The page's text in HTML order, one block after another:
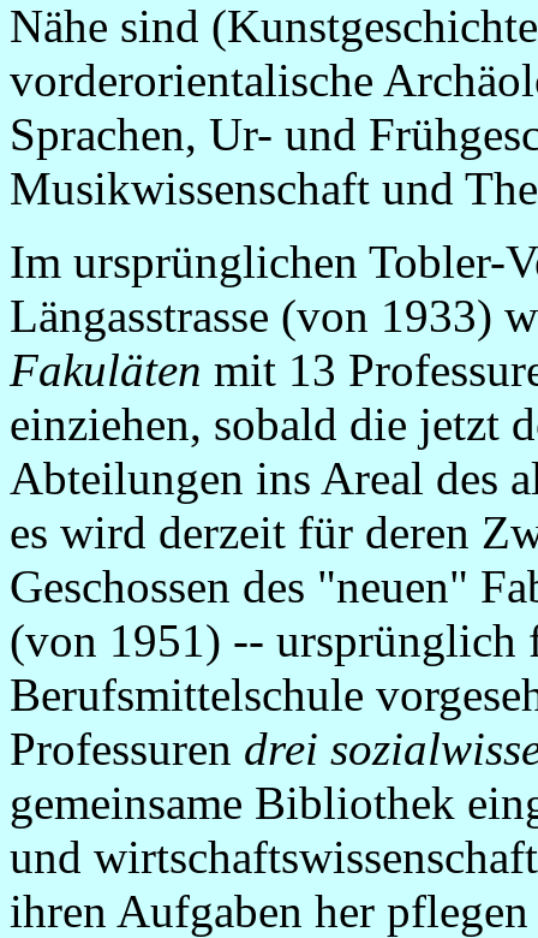
Nähe sind
vorderorientalische
Sprachen, Ur- und
Musikwissenschaft und
Im ursprünglichen Tobler-
Längasstrasse (von 1933)
Fakuläten mit 13
einziehen, sobald die jetzt
Abteilungen ins Areal des
es wird derzeit für deren
Geschossen des "neuen"
(von 1951) -- ursprünglich
Berufsmittelschule
Professuren drei
gemeinsame Bibliothek
und
ihren Aufgaben her